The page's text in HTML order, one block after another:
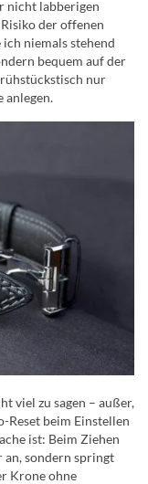
nicht labberigen
der offenen
niemals stehend
bequem auf der
nur
anlegen.
viel zu sagen – außer,
Reset beim Einstellen
ist: Beim Ziehen
an, sondern springt
Krone ohne